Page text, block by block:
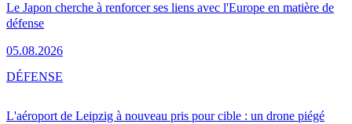
Le Japon cherche à renforcer ses liens avec l'Europe en matière de
défense
05.08.2026
L'aéroport de Leipzig à nouveau pris pour cible : un drone piégé
DÉFENSE